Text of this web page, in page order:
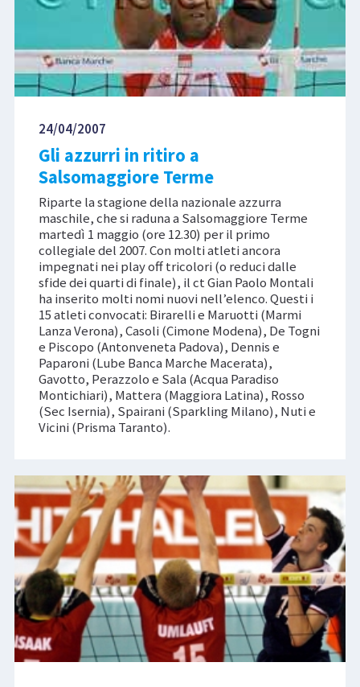
24/04/2007
Gli azzurri in ritiro a
Salsomaggiore Terme
Riparte la stagione della nazionale azzurra
maschile, che si raduna a Salsomaggiore Terme
martedì 1 maggio (ore 12.30) per il primo
collegiale del 2007. Con molti atleti ancora
impegnati nei play off tricolori (o reduci dalle
sfide dei quarti di finale), il ct Gian Paolo Montali
ha inserito molti nomi nuovi nell’elenco. Questi i
15 atleti convocati: Birarelli e Maruotti (Marmi
Lanza Verona), Casoli (Cimone Modena), De Togni
e Piscopo (Antonveneta Padova), Dennis e
Paparoni (Lube Banca Marche Macerata),
Gavotto, Perazzolo e Sala (Acqua Paradiso
Montichiari), Mattera (Maggiora Latina), Rosso
(Sec Isernia), Spairani (Sparkling Milano), Nuti e
Vicini (Prisma Taranto).